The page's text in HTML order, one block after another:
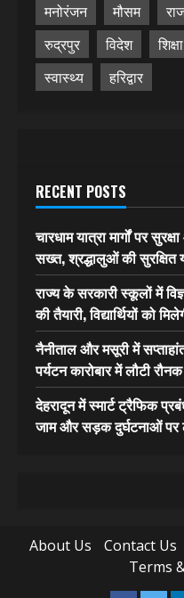
मनोरंजन
मौसम
रुद्रपुर
विदेश शिक्षा
स्वास्थ्य
हरिद्वार
RECENT POSTS
चारधाम यात्रा मार्गों पर
सख्त, श्रद्धालुओं की सुरक्षित
राज्य के सरकारी स्कूलों में
की तैयारी, विद्यार्थियों को
नैनीताल और मसूरी में
पर्यटन कारोबार में लौटी रौनक
देहरादून में स्मार्ट ट्रैफिक
जाम और सड़क दुर्घटनाओं पर
About Us Contact Us
Terms